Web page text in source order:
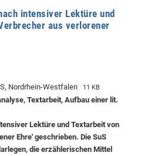
intensiver Lektüre und
aus verlorener
Nordrhein-Westfalen 11 KB
Textarbeit, Aufbau einer lit.
Lektüre und Textarbeit von
Ehre' geschrieben. Die SuS
die erzählerischen Mittel